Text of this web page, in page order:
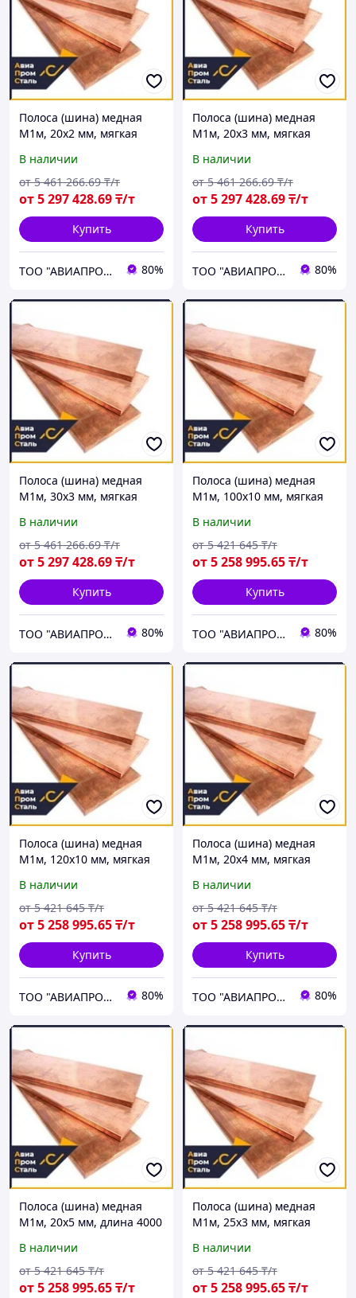
Полоса (шина) медная
М1м, 20х2 мм, мягкая
В наличии
от5 297 428.69₸/т
от 5 461 266.69 ₸/т
Купить
ТОО "АВИАПРОМСТАЛЬ" 80%
Полоса (шина) медная
М1м, 20х3 мм, мягкая
В наличии
от5 297 428.69₸/т
от 5 461 266.69 ₸/т
Купить
ТОО "АВИАПРОМСТАЛЬ" 80%
Полоса (шина) медная
М1м, 30х3 мм, мягкая
В наличии
от5 297 428.69₸/т
от 5 461 266.69 ₸/т
Купить
ТОО "АВИАПРОМСТАЛЬ" 80%
Полоса (шина) медная
М1м, 100х10 мм, мягкая
В наличии
от5 258 995.65₸/т
от 5 421 645 ₸/т
Купить
ТОО "АВИАПРОМСТАЛЬ" 80%
Полоса (шина) медная
М1м, 120х10 мм, мягкая
В наличии
от5 258 995.65₸/т
от 5 421 645 ₸/т
Купить
ТОО "АВИАПРОМСТАЛЬ" 80%
Полоса (шина) медная
М1м, 20х4 мм, мягкая
В наличии
от5 258 995.65₸/т
от 5 421 645 ₸/т
Купить
ТОО "АВИАПРОМСТАЛЬ" 80%
Полоса (шина) медная
М1м, 20х5 мм, длина 4000
В наличии
от5 258 995.65₸/т
от 5 421 645 ₸/т
Полоса (шина) медная
М1м, 25х3 мм, мягкая
В наличии
от5 258 995.65₸/т
от 5 421 645 ₸/т